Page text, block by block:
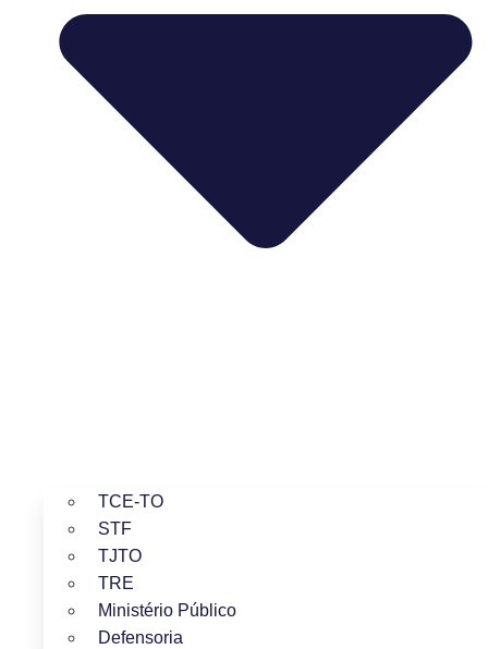
TCE-TO
STF
TJTO
TRE
Ministério Público
Defensoria